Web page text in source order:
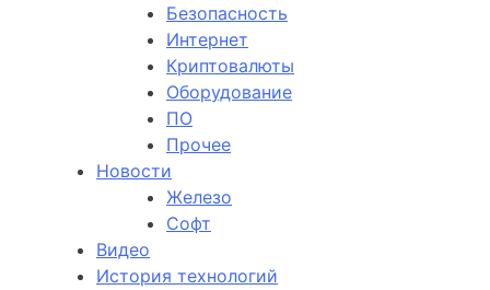
Безопасность
Интернет
Криптовалюты
Оборудование
ПО
Прочее
Новости
Железо
Софт
Видео
История технологий